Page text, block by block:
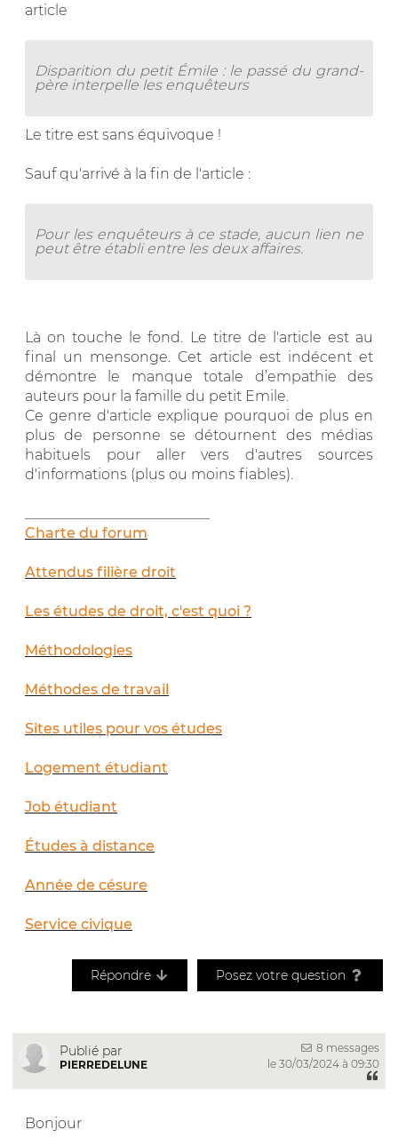
article
Disparition du petit Émile : le passé du grand-
père interpelle les enquêteurs
Le titre est sans équivoque !
Sauf qu'arrivé à la fin de l'article :
Pour les enquêteurs à ce stade, aucun lien ne
peut être établi entre les deux affaires.
Là on touche le fond. Le titre de l'article est au
final un mensonge. Cet article est indécent et
démontre le manque totale d’empathie des
auteurs pour la famille du petit Emile.
Ce genre d'article explique pourquoi de plus en
plus de personne se détournent des médias
habituels pour aller vers d'autres sources
d'informations (plus ou moins fiables).
Charte du forum
Attendus filière droit
Les études de droit, c'est quoi ?
Méthodologies
Méthodes de travail
Sites utiles pour vos études
Logement étudiant
Job étudiant
Études à distance
Année de césure
Service civique
Répondre Posez votre question
Publié par
PIERREDELUNE
8 messages
le 30/03/2024 à 09:30
Bonjour